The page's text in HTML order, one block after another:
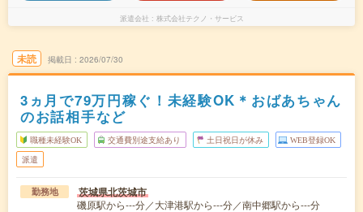
派遣会社 株式会社テクノ・サービス
未読 掲載日 2026/07/30
3ヵ月で79万円稼ぐ！未経験OK＊おばあちゃん
のお話相手など
職種未経験OK 交通費別途支給あり 土日祝日が休み WEB登録OK
派遣
勤務地 茨城県北茨城市
磯原駅から---分／大津港駅から---分／南中郷駅から---分